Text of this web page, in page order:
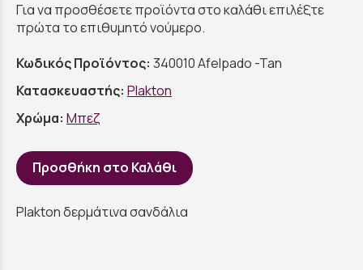
Για να προσθέσετε προϊόντα στο καλάθι επιλέξτε
πρώτα το επιθυμητό νούμερο.
Κωδικός Προϊόντος: 340010 Afelpado -Tan
Κατασκευαστής: Plakton
Χρώμα: Μπεζ
Προσθήκη στο Καλάθι
Plakton δερμάτινα σανδάλια